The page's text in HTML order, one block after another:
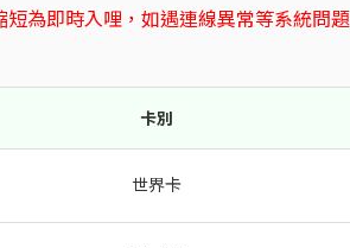
為即時入哩，如遇連線異常等系統問
卡別
世界卡